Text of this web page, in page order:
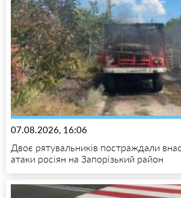
07.08.2026, 16:06
Двоє рятувальників постраждали
атаки росіян на Запорізький район